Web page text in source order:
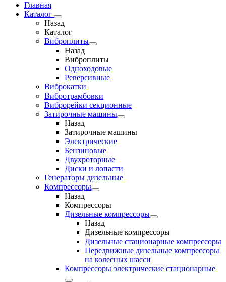
Главная
Каталог
Назад
Каталог
Виброплиты
Назад
Виброплиты
Одноходовые
Реверсивные
Виброкатки
Вибротрамбовки
Виброрейки секционные
Затирочные машины
Назад
Затирочные машины
Электрические
Бензиновые
Двухроторные
Диски и лопасти
Генераторы дизельные
Компрессоры
Назад
Компрессоры
Дизельные компрессоры
Назад
Дизельные компрессоры
Дизельные стационарные компрессоры
Передвижные дизельные компрессоры
на колесных шасси
Компрессоры электрические стационарные